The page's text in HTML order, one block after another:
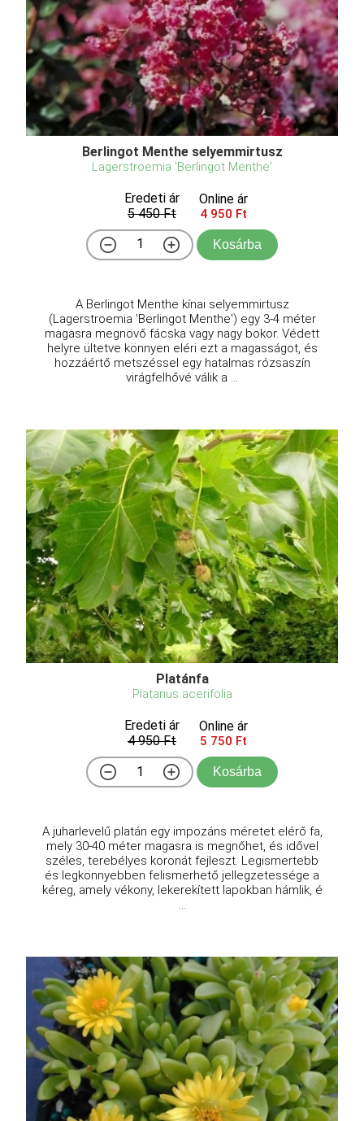
Berlingot Menthe selyemmirtusz
Lagerstroemia 'Berlingot Menthe'
Eredeti ár
5 450 Ft
Online ár
4 950 Ft
Kosárba
A Berlingot Menthe kínai selyemmirtusz
(Lagerstroemia 'Berlingot Menthe') egy 3-4 méter
magasra megnövő fácska vagy nagy bokor. Védett
helyre ültetve könnyen eléri ezt a magasságot, és
hozzáértő metszéssel egy hatalmas rózsaszín
virágfelhővé válik a ...
Platánfa
Platanus acerifolia
Eredeti ár
4 950 Ft
Online ár
5 750 Ft
Kosárba
A juharlevelű platán egy impozáns méretet elérő fa,
mely 30-40 méter magasra is megnőhet, és idővel
széles, terebélyes koronát fejleszt. Legismertebb
és legkönnyebben felismerhető jellegzetessége a
kéreg, amely vékony, lekerekített lapokban hámlik, é
...